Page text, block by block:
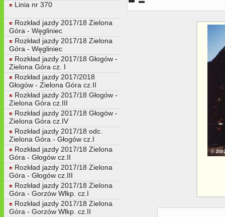
Linia nr 370
Rozkład jazdy 2017/18 Zielona
Góra - Węgliniec
Rozkład jazdy 2017/18 Zielona
Góra - Węgliniec
Rozkład jazdy 2017/18 Głogów -
Zielona Góra cz. I
Rozkład jazdy 2017/2018
Głogów - Zielona Góra cz.II
Rozkład jazdy 2017/18 Głogów -
Zielona Góra cz.III
Rozkład jazdy 2017/18 Głogów -
Zielona Góra cz.IV
Rozkład jazdy 2017/18 odc.
Zielona Góra - Głogów cz.I
Rozkład jazdy 2017/18 Zielona
Góra - Głogów cz.II
Rozkład jazdy 2017/18 Zielona
Góra - Głogów cz.III
Rozkład jazdy 2017/18 Zielona
Góra - Gorzów Wlkp. cz.I
Rozkład jazdy 2017/18 Zielona
Góra - Gorzów Wlkp. cz.II